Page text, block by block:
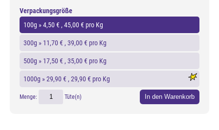
Verpackungsgröße
100g »4,50 € , 45,00 € pro Kg
300g » 11,70 € , 39,00 € pro Kg
500g » 17,50 € , 35,00 € pro Kg
1000g »29,90 € , 29,90 € pro Kg
Menge: Tüte(n) In den Warenkorb